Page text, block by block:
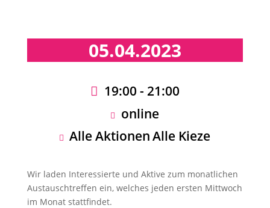
05.04.2023
19:00 - 21:00
online
Alle AktionenAlle Kieze
Wir laden Interessierte und Aktive zum monatlichen
Austauschtreffen ein, welches jeden ersten Mittwoch
im Monat stattfindet.